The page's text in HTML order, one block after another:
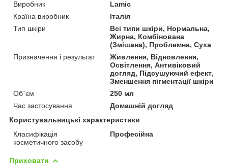
Виробник
Lamic
Країна виробник
Італія
Тип шкіри
Всі типи шкіри, Нормальна,
Жирна, Комбінована
(Змішана), Проблемна, Суха
Призначення і результат
Живлення, Відновлення,
Освітлення, Антивіковий
догляд, Підсушуючий ефект,
Зменшення пігментації шкіри
Об`єм
250 мл
Час застосування
Домашній догляд
Користувальницькі характеристики
Класифікація
косметичного засобу
Професійна
Приховати